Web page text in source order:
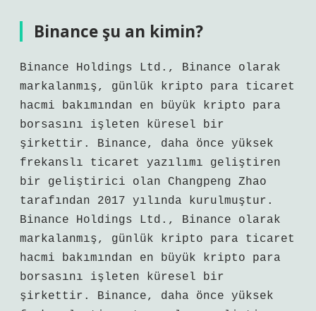
Binance şu an kimin?
Binance Holdings Ltd., Binance olarak
markalanmış, günlük kripto para ticaret
hacmi bakımından en büyük kripto para
borsasını işleten küresel bir
şirkettir. Binance, daha önce yüksek
frekanslı ticaret yazılımı geliştiren
bir geliştirici olan Changpeng Zhao
tarafından 2017 yılında kurulmuştur.
Binance Holdings Ltd., Binance olarak
markalanmış, günlük kripto para ticaret
hacmi bakımından en büyük kripto para
borsasını işleten küresel bir
şirkettir. Binance, daha önce yüksek